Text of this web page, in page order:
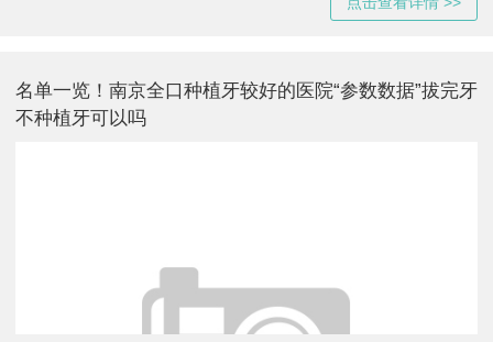
名单一览！南京全口种植牙较好的医院“参数数据”拔完牙
不种植牙可以吗